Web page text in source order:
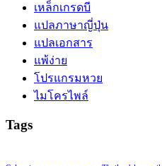
เหล็กเกรดบี
แปลภาษาญี่ปุ่น
แปลเอกสาร
แพ้ง่าย
โปรแกรมหวย
ไมโครไพล์
Tags